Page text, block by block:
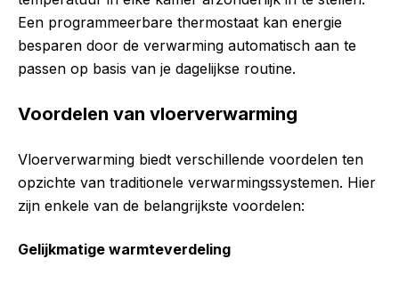
Een programmeerbare thermostaat kan energie
besparen door de verwarming automatisch aan te
passen op basis van je dagelijkse routine.
Voordelen van vloerverwarming
Vloerverwarming biedt verschillende voordelen ten
opzichte van traditionele verwarmingssystemen. Hier
zijn enkele van de belangrijkste voordelen:
Gelijkmatige warmteverdeling